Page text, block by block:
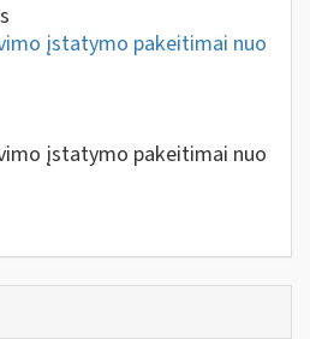
įstatymo pakeitimai nuo
įstatymo pakeitimai nuo